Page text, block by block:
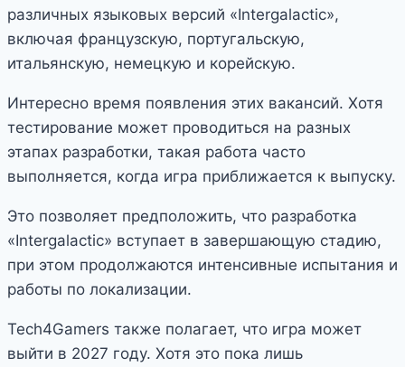
различных языковых версий «Intergalactic»,
включая французскую, португальскую,
итальянскую, немецкую и корейскую.
Интересно время появления этих вакансий. Хотя
тестирование может проводиться на разных
этапах разработки, такая работа часто
выполняется, когда игра приближается к выпуску.
Это позволяет предположить, что разработка
«Intergalactic» вступает в завершающую стадию,
при этом продолжаются интенсивные испытания и
работы по локализации.
Tech4Gamers также полагает, что игра может
выйти в 2027 году. Хотя это пока лишь